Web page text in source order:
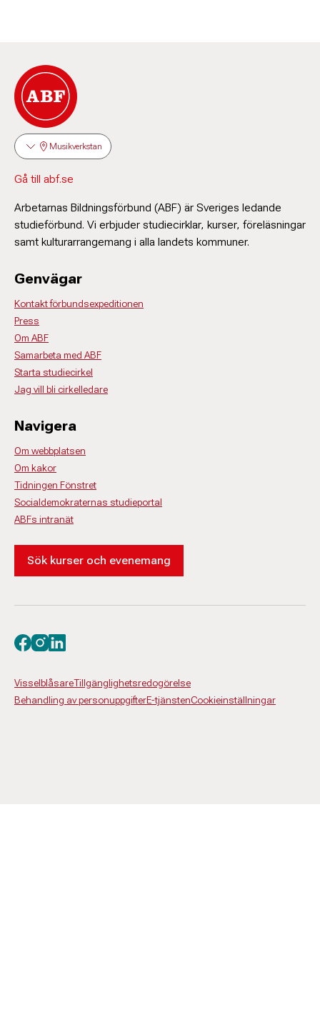
Musikverkstan
Gå till abf.se
Arbetarnas Bildningsförbund (ABF) är Sveriges ledande
studieförbund. Vi erbjuder studiecirklar, kurser, föreläsningar
samt kulturarrangemang i alla landets kommuner.
Genvägar
Kontakt förbundsexpeditionen
Press
Om ABF
Samarbeta med ABF
Starta studiecirkel
Jag vill bli cirkelledare
Navigera
Om webbplatsen
Om kakor
Tidningen Fönstret
Socialdemokraternas studieportal
ABFs intranät
Sök kurser och evenemang
VisselblåsareTillgänglighetsredogörelse
Behandling av personuppgifterE-tjänstenCookieinställningar
Besök oss på facebook
Besök oss på instagram
Besök oss på linkedin